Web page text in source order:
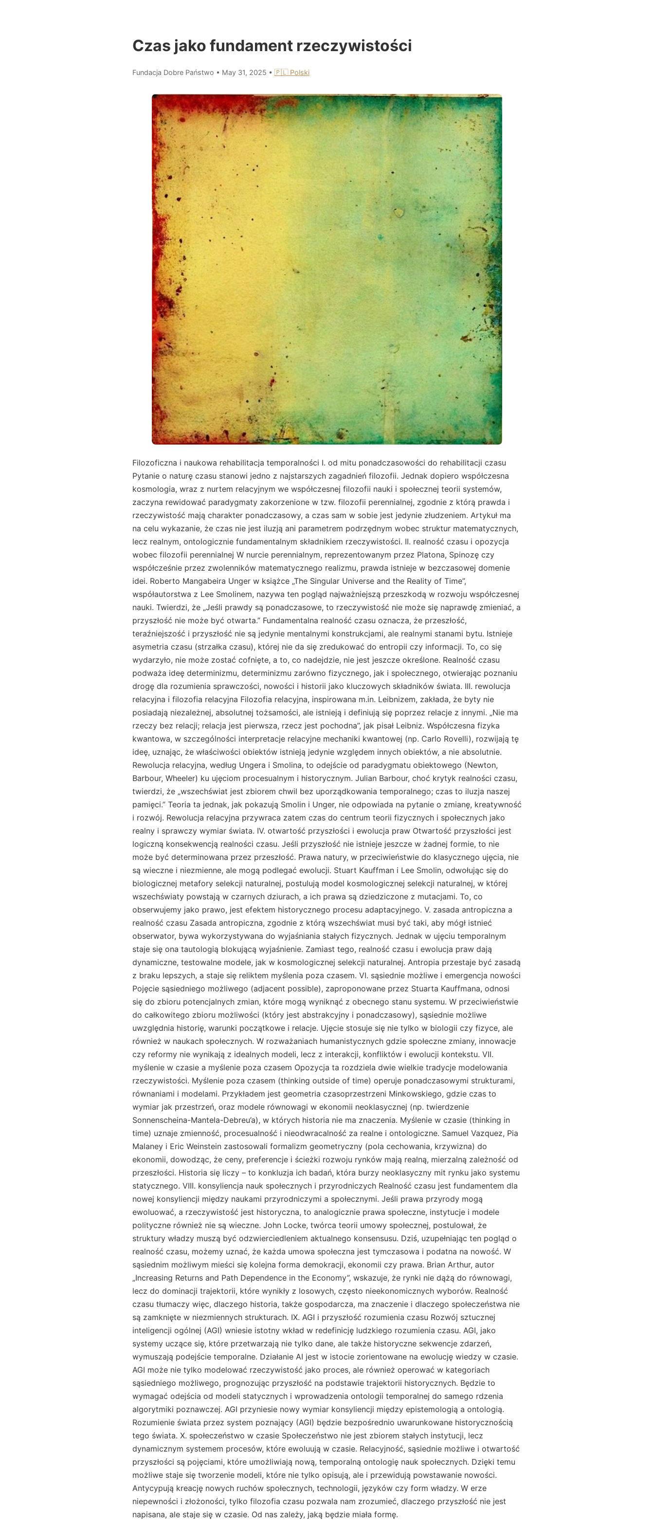
Czas jako fundament rzeczywistości
Fundacja Dobre Państwo • May 31, 2025 • 🇵🇱 Polski
Filozoficzna i naukowa rehabilitacja temporalności I. od mitu ponadczasowości do rehabilitacji czasu
Pytanie o naturę czasu stanowi jedno z najstarszych zagadnień filozofii. Jednak dopiero współczesna
kosmologia, wraz z nurtem relacyjnym we współczesnej filozofii nauki i społecznej teorii systemów,
zaczyna rewidować paradygmaty zakorzenione w tzw. filozofii perennialnej, zgodnie z którą prawda i
rzeczywistość mają charakter ponadczasowy, a czas sam w sobie jest jedynie złudzeniem. Artykuł ma
na celu wykazanie, że czas nie jest iluzją ani parametrem podrzędnym wobec struktur matematycznych,
lecz realnym, ontologicznie fundamentalnym składnikiem rzeczywistości. II. realność czasu i opozycja
wobec filozofii perennialnej W nurcie perennialnym, reprezentowanym przez Platona, Spinozę czy
współcześnie przez zwolenników matematycznego realizmu, prawda istnieje w bezczasowej domenie
idei. Roberto Mangabeira Unger w książce „The Singular Universe and the Reality of Time”,
współautorstwa z Lee Smolinem, nazywa ten pogląd najważniejszą przeszkodą w rozwoju współczesnej
nauki. Twierdzi, że „Jeśli prawdy są ponadczasowe, to rzeczywistość nie może się naprawdę zmieniać, a
przyszłość nie może być otwarta.” Fundamentalna realność czasu oznacza, że przeszłość,
teraźniejszość i przyszłość nie są jedynie mentalnymi konstrukcjami, ale realnymi stanami bytu. Istnieje
asymetria czasu (strzałka czasu), której nie da się zredukować do entropii czy informacji. To, co się
wydarzyło, nie może zostać cofnięte, a to, co nadejdzie, nie jest jeszcze określone. Realność czasu
podważa ideę determinizmu, determinizmu zarówno fizycznego, jak i społecznego, otwierając poznaniu
drogę dla rozumienia sprawczości, nowości i historii jako kluczowych składników świata. III. rewolucja
relacyjna i filozofia relacyjna Filozofia relacyjna, inspirowana m.in. Leibnizem, zakłada, że byty nie
posiadają niezależnej, absolutnej tożsamości, ale istnieją i definiują się poprzez relacje z innymi. „Nie ma
rzeczy bez relacji; relacja jest pierwsza, rzecz jest pochodna”, jak pisał Leibniz. Współczesna fizyka
kwantowa, w szczególności interpretacje relacyjne mechaniki kwantowej (np. Carlo Rovelli), rozwijają tę
ideę, uznając, że właściwości obiektów istnieją jedynie względem innych obiektów, a nie absolutnie.
Rewolucja relacyjna, według Ungera i Smolina, to odejście od paradygmatu obiektowego (Newton,
Barbour, Wheeler) ku ujęciom procesualnym i historycznym. Julian Barbour, choć krytyk realności czasu,
twierdzi, że „wszechświat jest zbiorem chwil bez uporządkowania temporalnego; czas to iluzja naszej
pamięci.” Teoria ta jednak, jak pokazują Smolin i Unger, nie odpowiada na pytanie o zmianę, kreatywność
i rozwój. Rewolucja relacyjna przywraca zatem czas do centrum teorii fizycznych i społecznych jako
realny i sprawczy wymiar świata. IV. otwartość przyszłości i ewolucja praw Otwartość przyszłości jest
logiczną konsekwencją realności czasu. Jeśli przyszłość nie istnieje jeszcze w żadnej formie, to nie
może być determinowana przez przeszłość. Prawa natury, w przeciwieństwie do klasycznego ujęcia, nie
są wieczne i niezmienne, ale mogą podlegać ewolucji. Stuart Kauffman i Lee Smolin, odwołując się do
biologicznej metafory selekcji naturalnej, postulują model kosmologicznej selekcji naturalnej, w której
wszechświaty powstają w czarnych dziurach, a ich prawa są dziedziczone z mutacjami. To, co
obserwujemy jako prawo, jest efektem historycznego procesu adaptacyjnego. V. zasada antropiczna a
realność czasu Zasada antropiczna, zgodnie z którą wszechświat musi być taki, aby mógł istnieć
obserwator, bywa wykorzystywana do wyjaśniania stałych fizycznych. Jednak w ujęciu temporalnym
staje się ona tautologią blokującą wyjaśnienie. Zamiast tego, realność czasu i ewolucja praw dają
dynamiczne, testowalne modele, jak w kosmologicznej selekcji naturalnej. Antropia przestaje być zasadą
z braku lepszych, a staje się reliktem myślenia poza czasem. VI. sąsiednie możliwe i emergencja nowości
Pojęcie sąsiedniego możliwego (adjacent possible), zaproponowane przez Stuarta Kauffmana, odnosi
się do zbioru potencjalnych zmian, które mogą wyniknąć z obecnego stanu systemu. W przeciwieństwie
do całkowitego zbioru możliwości (który jest abstrakcyjny i ponadczasowy), sąsiednie możliwe
uwzględnia historię, warunki początkowe i relacje. Ujęcie stosuje się nie tylko w biologii czy fizyce, ale
również w naukach społecznych. W rozważaniach humanistycznych gdzie społeczne zmiany, innowacje
czy reformy nie wynikają z idealnych modeli, lecz z interakcji, konfliktów i ewolucji kontekstu. VII.
myślenie w czasie a myślenie poza czasem Opozycja ta rozdziela dwie wielkie tradycje modelowania
rzeczywistości. Myślenie poza czasem (thinking outside of time) operuje ponadczasowymi strukturami,
równaniami i modelami. Przykładem jest geometria czasoprzestrzeni Minkowskiego, gdzie czas to
wymiar jak przestrzeń, oraz modele równowagi w ekonomii neoklasycznej (np. twierdzenie
Sonnenscheina-Mantela-Debreu’a), w których historia nie ma znaczenia. Myślenie w czasie (thinking in
time) uznaje zmienność, procesualność i nieodwracalność za realne i ontologiczne. Samuel Vazquez, Pia
Malaney i Eric Weinstein zastosowali formalizm geometryczny (pola cechowania, krzywizna) do
ekonomii, dowodząc, że ceny, preferencje i ścieżki rozwoju rynków mają realną, mierzalną zależność od
przeszłości. Historia się liczy – to konkluzja ich badań, która burzy neoklasyczny mit rynku jako systemu
statycznego. VIII. konsyliencja nauk społecznych i przyrodniczych Realność czasu jest fundamentem dla
nowej konsyliencji między naukami przyrodniczymi a społecznymi. Jeśli prawa przyrody mogą
ewoluować, a rzeczywistość jest historyczna, to analogicznie prawa społeczne, instytucje i modele
polityczne również nie są wieczne. John Locke, twórca teorii umowy społecznej, postulował, że
struktury władzy muszą być odzwierciedleniem aktualnego konsensusu. Dziś, uzupełniając ten pogląd o
realność czasu, możemy uznać, że każda umowa społeczna jest tymczasowa i podatna na nowość. W
sąsiednim możliwym mieści się kolejna forma demokracji, ekonomii czy prawa. Brian Arthur, autor
„Increasing Returns and Path Dependence in the Economy”, wskazuje, że rynki nie dążą do równowagi,
lecz do dominacji trajektorii, które wynikły z losowych, często nieekonomicznych wyborów. Realność
czasu tłumaczy więc, dlaczego historia, także gospodarcza, ma znaczenie i dlaczego społeczeństwa nie
są zamknięte w niezmiennych strukturach. IX. AGI i przyszłość rozumienia czasu Rozwój sztucznej
inteligencji ogólnej (AGI) wniesie istotny wkład w redefinicję ludzkiego rozumienia czasu. AGI, jako
systemy uczące się, które przetwarzają nie tylko dane, ale także historyczne sekwencje zdarzeń,
wymuszają podejście temporalne. Działanie AI jest w istocie zorientowane na ewolucję wiedzy w czasie.
AGI może nie tylko modelować rzeczywistość jako proces, ale również operować w kategoriach
sąsiedniego możliwego, prognozując przyszłość na podstawie trajektorii historycznych. Będzie to
wymagać odejścia od modeli statycznych i wprowadzenia ontologii temporalnej do samego rdzenia
algorytmiki poznawczej. AGI przyniesie nowy wymiar konsyliencji między epistemologią a ontologią.
Rozumienie świata przez system poznający (AGI) będzie bezpośrednio uwarunkowane historycznością
tego świata. X. społeczeństwo w czasie Społeczeństwo nie jest zbiorem stałych instytucji, lecz
dynamicznym systemem procesów, które ewoluują w czasie. Relacyjność, sąsiednie możliwe i otwartość
przyszłości są pojęciami, które umożliwiają nową, temporalną ontologię nauk społecznych. Dzięki temu
możliwe staje się tworzenie modeli, które nie tylko opisują, ale i przewidują powstawanie nowości.
Antycypują kreację nowych ruchów społecznych, technologii, języków czy form władzy. W erze
niepewności i złożoności, tylko filozofia czasu pozwala nam zrozumieć, dlaczego przyszłość nie jest
napisana, ale staje się w czasie. Od nas zależy, jaką będzie miała formę.